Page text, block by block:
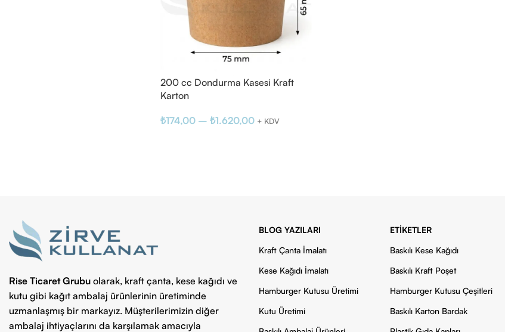
200 cc Dondurma Kasesi Kraft
Karton
₺174,00 – ₺1.620,00 + KDV
Rise Ticaret Grubu olarak, kraft çanta, kese kağıdı ve
kutu gibi kağıt ambalaj ürünlerinin üretiminde
uzmanlaşmış bir markayız. Müşterilerimizin diğer
ambalaj ihtiyaçlarını da karşılamak amacıyla
BLOG YAZILARI
Kraft Çanta İmalatı
Kese Kağıdı İmalatı
Hamburger Kutusu Üretimi
Kutu Üretimi
ETIKETLER
Baskılı Kese Kağıdı
Baskılı Kraft Poşet
Hamburger Kutusu Çeşitleri
Baskılı Karton Bardak